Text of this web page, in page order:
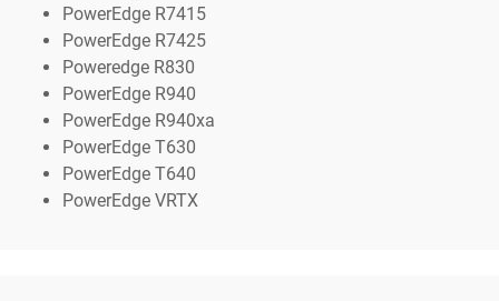
PowerEdge R7415
PowerEdge R7425
Poweredge R830
PowerEdge R940
PowerEdge R940xa
PowerEdge T630
PowerEdge T640
PowerEdge VRTX